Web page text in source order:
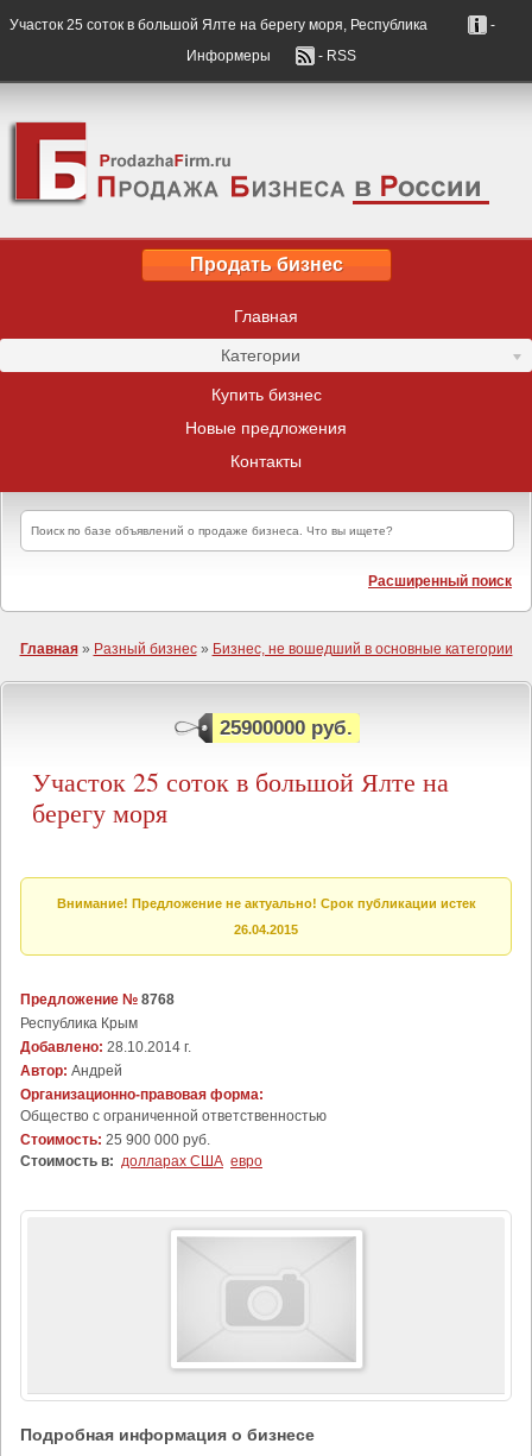
Участок 25 соток в большой Ялте на берегу моря, Республика
-
Информеры
- RSS
Продать бизнес
Главная
Категории
Купить бизнес
Новые предложения
Контакты
Расширенный поиск
Главная» Разный бизнес» Бизнес, не вошедший в основные категории
25900000 руб.
Участок 25 соток в большой Ялте на
берегу моря
Внимание! Предложение не актуально! Срок публикации истек
26.04.2015
Предложение № 8768
Республика Крым
Добавлено: 28.10.2014 г.
Автор: Андрей
Организационно-правовая форма:
Общество с ограниченной ответственностью
Стоимость: 25 900 000 руб.
Стоимость в: долларах США евро
Подробная информация о бизнесе